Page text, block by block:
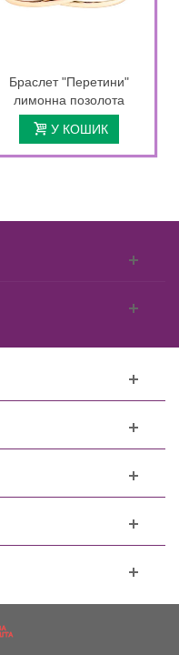
Браслет "Перетини"
лимонна позолота
У КОШИК